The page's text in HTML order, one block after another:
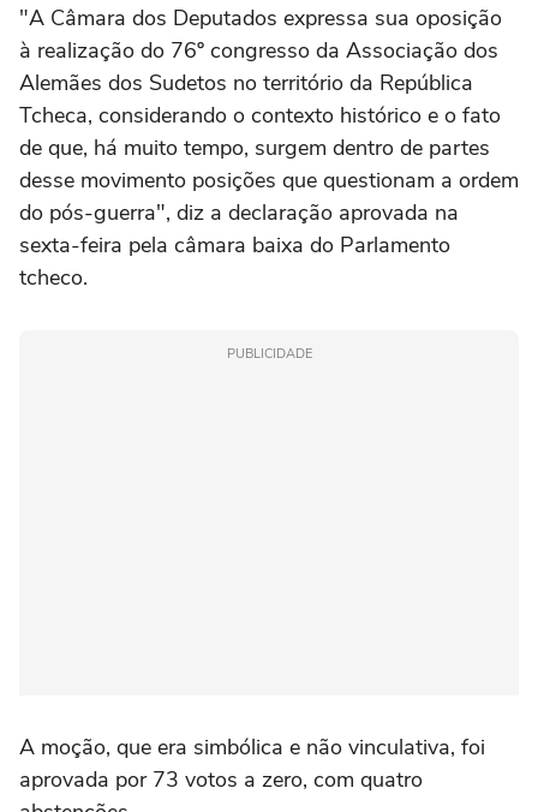
"A Câmara dos Deputados expressa sua oposição
à realização do 76º congresso da Associação dos
Alemães dos Sudetos no território da República
Tcheca, considerando o contexto histórico e o fato
de que, há muito tempo, surgem dentro de partes
desse movimento posições que questionam a ordem
do pós-guerra", diz a declaração aprovada na
sexta-feira pela câmara baixa do Parlamento
tcheco.
PUBLICIDADE
A moção, que era simbólica e não vinculativa, foi
aprovada por 73 votos a zero, com quatro